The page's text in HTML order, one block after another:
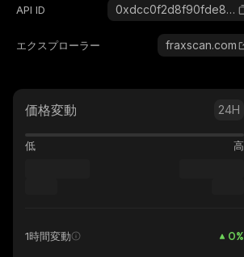
API ID 0xdcc0f2d8f90fde85b10ac1c8ab57dc0ae946a543_fraxtal
エクスプローラー fraxscan.com
価格変動 24H
低 高
1時間変動 0%